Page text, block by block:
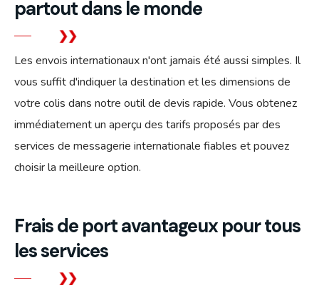
partout dans le monde
Les envois internationaux n'ont jamais été aussi simples. Il
vous suffit d'indiquer la destination et les dimensions de
votre colis dans notre outil de devis rapide. Vous obtenez
immédiatement un aperçu des tarifs proposés par des
services de messagerie internationale fiables et pouvez
choisir la meilleure option.
Frais de port avantageux pour tous
les services